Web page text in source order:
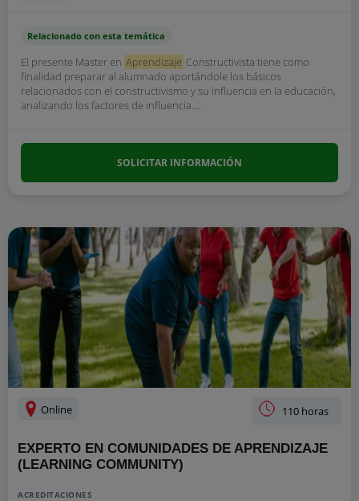
Relacionado con esta temática
El presente Master en Aprendizaje Constructivista tiene como
finalidad preparar al alumnado aportándole los básicos
relacionados con el constructivismo y su influencia en la educación,
analizando los factores de influencia....
SOLICITAR INFORMACIÓN
Online 110 horas
EXPERTO EN COMUNIDADES DE APRENDIZAJE
(LEARNING COMMUNITY)
ACREDITACIONES